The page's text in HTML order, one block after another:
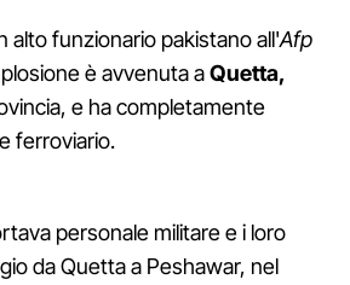
alto funzionario pakistano all'Afp
è avvenuta aQuetta,
e ha completamente
ferroviario.
personale militare e i loro
da Quetta a Peshawar, nel